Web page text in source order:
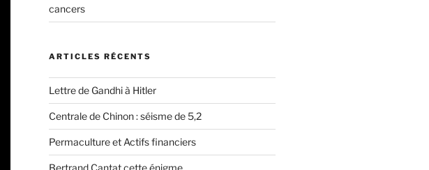
cancers
ARTICLES RÉCENTS
Lettre de Gandhi à Hitler
Centrale de Chinon : séisme de 5,2
Permaculture et Actifs financiers
Bertrand Cantat cette énigme